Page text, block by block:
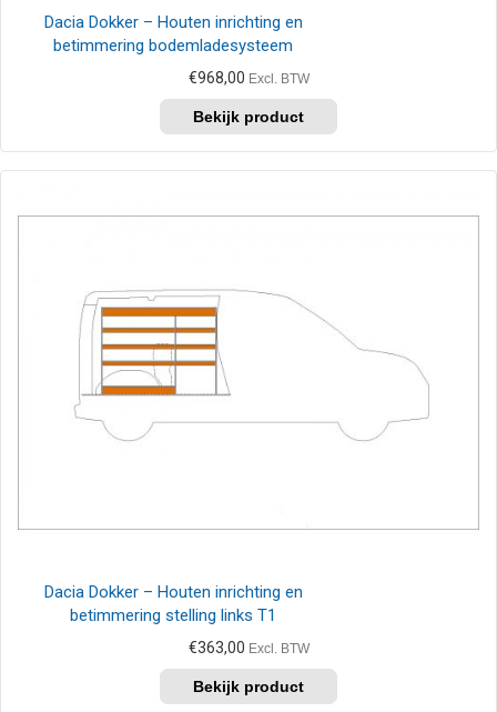
Dacia Dokker – Houten inrichting en
betimmering bodemladesysteem
€968,00 Excl. BTW
Dacia Dokker – Houten inrichting en
betimmering stelling links T1
€363,00 Excl. BTW